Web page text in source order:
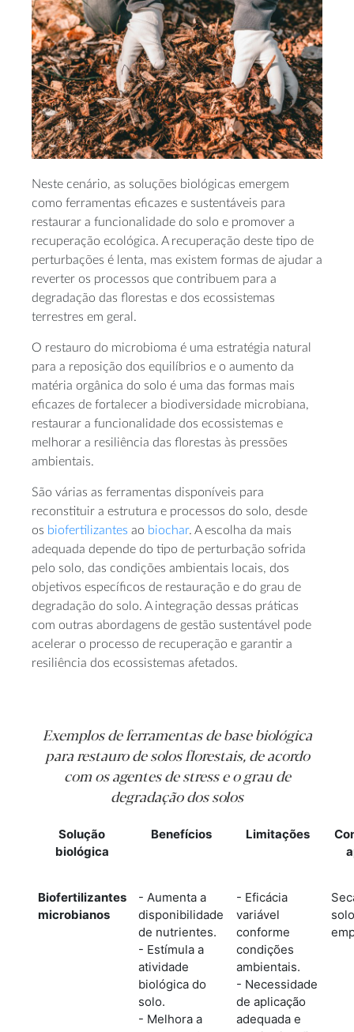
Neste cenário, as soluções biológicas emergem
como ferramentas eficazes e sustentáveis para
restaurar a funcionalidade do solo e promover a
recuperação ecológica. A recuperação deste tipo de
perturbações é lenta, mas existem formas de ajudar a
reverter os processos que contribuem para a
degradação das florestas e dos ecossistemas
terrestres em geral.
O restauro do microbioma é uma estratégia natural
para a reposição dos equilíbrios e o aumento da
matéria orgânica do solo é uma das formas mais
eficazes de fortalecer a biodiversidade microbiana,
restaurar a funcionalidade dos ecossistemas e
melhorar a resiliência das florestas às pressões
ambientais.
São várias as ferramentas disponíveis para
reconstituir a estrutura e processos do solo, desde
os biofertilizantes ao biochar. A escolha da mais
adequada depende do tipo de perturbação sofrida
pelo solo, das condições ambientais locais, dos
objetivos específicos de restauração e do grau de
degradação do solo. A integração dessas práticas
com outras abordagens de gestão sustentável pode
acelerar o processo de recuperação e garantir a
resiliência dos ecossistemas afetados.
Exemplos de ferramentas de base biológica
para restauro de solos florestais, de acordo
com os agentes de stress e o grau de
degradação dos solos
Solução
biológica
Benefícios Limitações
Biofertilizantes
microbianos
- Aumenta a
disponibilidade
de nutrientes.
- Estímula a
atividade
biológica do
solo.
- Melhora a
- Eficácia
variável
conforme
condições
ambientais.
- Necessidade
de aplicação
adequada e